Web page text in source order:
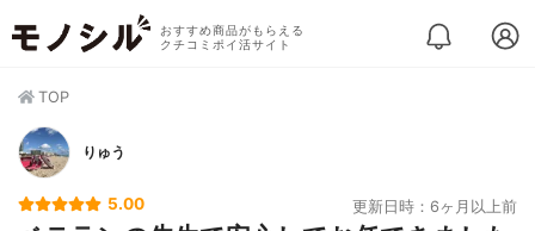
おすすめ商品がもらえる
クチコミポイ活サイト
TOP
りゅう
5.00 更新日時：6ヶ月以上前